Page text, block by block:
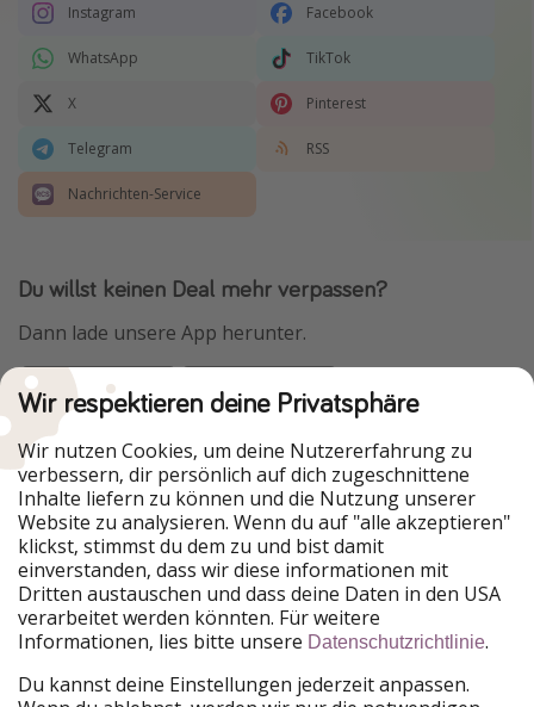
Instagram Facebook
WhatsApp TikTok
X Pinterest
Telegram RSS
Nachrichten-Service
Du willst keinen Deal mehr verpassen?
Dann lade unsere App herunter.
Urlaubspiraten ist Teil der HolidayPirates Group
Unsere Märkte
PiratinViaggio
HolidayPirates
VakantiePiraten
WakacyjniPiraci
VoyagesPirates
Ferienpiraten
Urlaubspiraten
ViajerosPiratas
TravelPirates
HolidayPirates Group
Wir respektieren deine Privatsphäre
Wir nutzen Cookies, um deine Nutzererfahrung zu
verbessern, dir persönlich auf dich zugeschnittene
Inhalte liefern zu können und die Nutzung unserer
Website zu analysieren. Wenn du auf "alle akzeptieren"
klickst, stimmst du dem zu und bist damit
einverstanden, dass wir diese informationen mit
Dritten austauschen und dass deine Daten in den USA
verarbeitet werden könnten. Für weitere
Informationen, lies bitte unsere Datenschutzrichtlinie.
Du kannst deine Einstellungen jederzeit anpassen.